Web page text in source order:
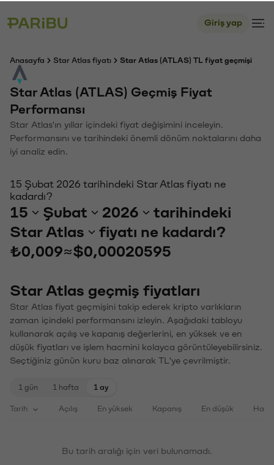
Giriş yap
Anasayfa Star Atlas fiyatı Star Atlas (ATLAS) TL fiyat geçmişi
Star Atlas (ATLAS) Geçmiş Fiyat
Performansı
Star Atlas'ın yıllar içindeki fiyat değişimini inceleyin.
Performansını ve tarihindeki önemli dönüm noktalarını daha
iyi analiz edin.
15 Şubat 2026 tarihindeki Star Atlas fiyatı ne
kadardı?
15 Şubat 2026
tarihindeki
Star Atlas
fiyatı ne kadardı?
₺0,009≈$0,00020595
Star Atlas geçmiş fiyatları
Star Atlas fiyat geçmişini takip ederek kripto varlıkların
zaman içindeki performansını izleyin. Aşağıdaki tabloyu
kullanarak açılış ve kapanış değerlerini, en yüksek ve en
düşük fiyatları ve işlem hacmini kolayca görüntüleyebilirsiniz.
Seçtiğiniz günün kuru baz alınarak TL'ye çevrilmiştir.
1 gün 1 hafta 1 ay
Tarih Açılış En yüksek Kapanış En düşük
Bu tarih aralığı için veri bulunamadı.